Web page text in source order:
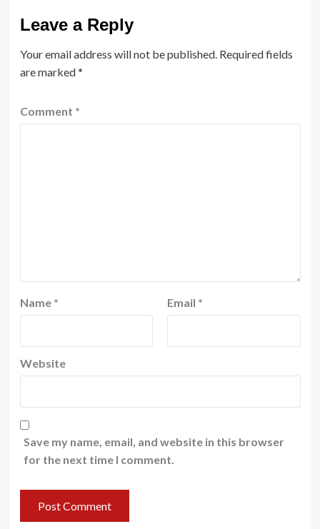
Leave a Reply
Your email address will not be published. Required fields
are marked*
Comment *
Name * Email *
Website
Save my name, email, and website in this browser
for the next time I comment.